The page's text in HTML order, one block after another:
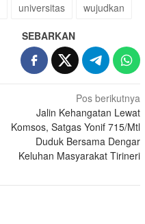
universitas wujudkan
SEBARKAN
Pos berikutnya
Jalin Kehangatan Lewat
Komsos, Satgas Yonif 715/Mtl
Duduk Bersama Dengar
Keluhan Masyarakat Tirineri